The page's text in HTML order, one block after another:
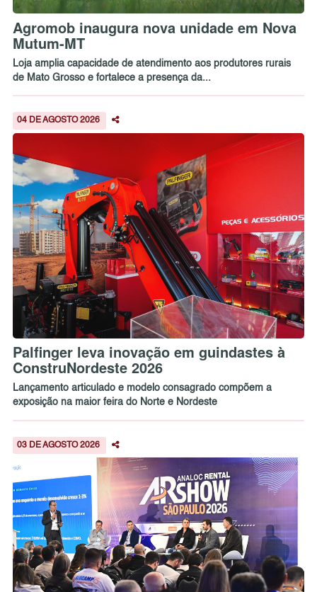
Agromob inaugura nova unidade em Nova
Mutum-MT
Loja amplia capacidade de atendimento aos produtores rurais
de Mato Grosso e fortalece a presença da...
04 DE AGOSTO 2026
Palfinger leva inovação em guindastes à
ConstruNordeste 2026
Lançamento articulado e modelo consagrado compõem a
exposição na maior feira do Norte e Nordeste
03 DE AGOSTO 2026